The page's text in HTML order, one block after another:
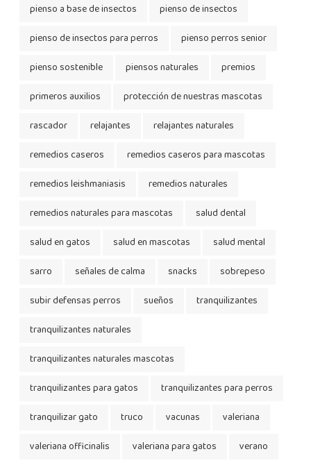
pienso a base de insectos
pienso de insectos
pienso de insectos para perros
pienso perros senior
pienso sostenible
piensos naturales
premios
primeros auxilios
protección de nuestras mascotas
rascador
relajantes
relajantes naturales
remedios caseros
remedios caseros para mascotas
remedios leishmaniasis
remedios naturales
remedios naturales para mascotas
salud dental
salud en gatos
salud en mascotas
salud mental
sarro
señales de calma snacks
sobrepeso
subir defensas perros
sueños
tranquilizantes
tranquilizantes naturales
tranquilizantes naturales mascotas
tranquilizantes para gatos
tranquilizantes para perros
tranquilizar gato
truco vacunas
valeriana
valeriana officinalis
valeriana para gatos
verano